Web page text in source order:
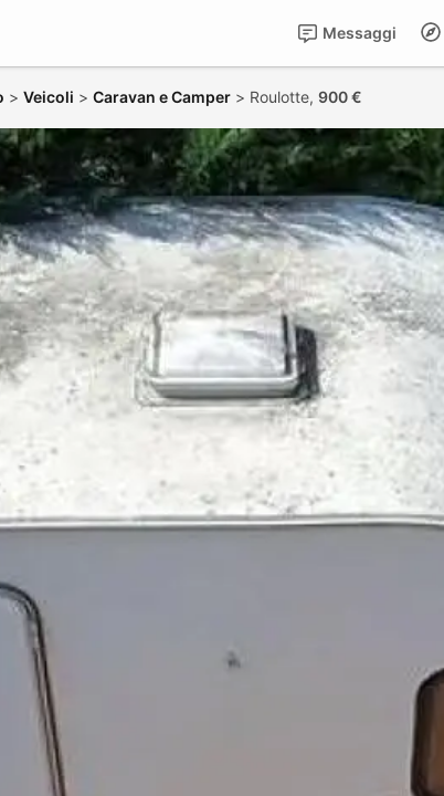
Messaggi
> Veicoli > Caravan e Camper > Roulotte, 900 €